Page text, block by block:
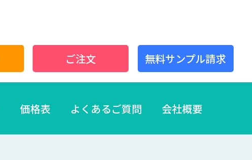
ご注文 無料サンプル請求
価格表 よくあるご質問 会社概要